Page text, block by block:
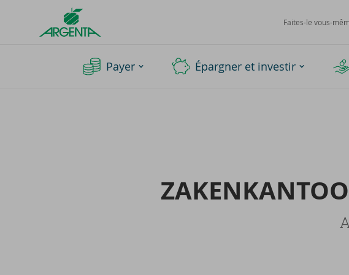
Argenta
Homepage
Faites-le vous-
Payer Épargner et investir